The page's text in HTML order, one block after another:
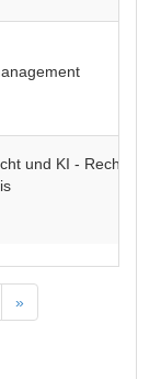
und KI - Recht
»